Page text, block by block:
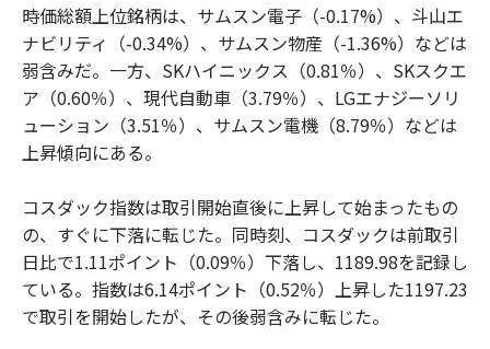
時価総額上位銘柄は、サムスン電子（-0.17%）、斗山エ
ナビリティ（-0.34%）、サムスン物産（-1.36%）などは
弱含みだ。一方、SKハイニックス（0.81％）、SKスクエ
ア（0.60％）、現代自動車（3.79％）、LGエナジーソリ
ューション（3.51％）、サムスン電機（8.79％）などは
上昇傾向にある。
コスダック指数は取引開始直後に上昇して始まったもの
の、すぐに下落に転じた。同時刻、コスダックは前取引
日比で1.11ポイント（0.09％）下落し、1189.98を記録し
ている。指数は6.14ポイント（0.52％）上昇した1197.23
で取引を開始したが、その後弱含みに転じた。